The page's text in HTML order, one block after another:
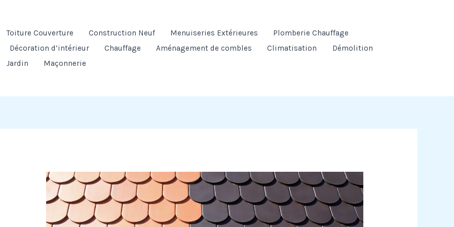
Toiture Couverture Construction Neuf Menuiseries Extérieures
Plomberie Chauffage
Décoration d’intérieur Chauffage Aménagement de combles Climatisation
Démolition
Jardin Maçonnerie